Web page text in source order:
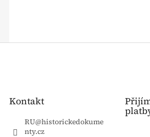
Kontakt
RU@historickedokume
nty.cz